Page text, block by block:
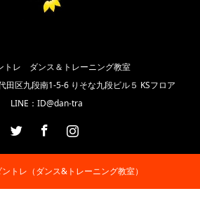
トレ ダンス＆トレーニング教室
区九段南1-5-6 りそな九段ビル５ KSフロア
LINE：ID@dan-tra
ントレ（ダンス&トレーニング教室）